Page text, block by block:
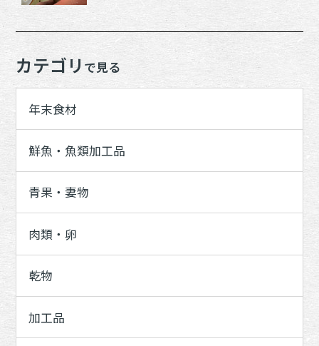
カテゴリ で見る
年末食材
鮮魚・魚類加工品
青果・妻物
肉類・卵
乾物
加工品